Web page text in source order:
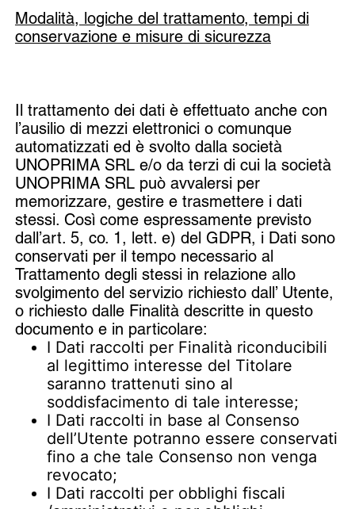
Modalità, logiche del trattamento, tempi di
conservazione e misure di sicurezza
Il trattamento dei dati è effettuato anche con
l’ausilio di mezzi elettronici o comunque
automatizzati ed è svolto dalla società
UNOPRIMA SRL e/o da terzi di cui la società
UNOPRIMA SRL può avvalersi per
memorizzare, gestire e trasmettere i dati
stessi. Così come espressamente previsto
dall’art. 5, co. 1, lett. e) del GDPR, i Dati sono
conservati per il tempo necessario al
Trattamento degli stessi in relazione allo
svolgimento del servizio richiesto dall’ Utente,
o richiesto dalle Finalità descritte in questo
documento e in particolare:
I Dati raccolti per Finalità riconducibili
al legittimo interesse del Titolare
saranno trattenuti sino al
soddisfacimento di tale interesse;
I Dati raccolti in base al Consenso
dell’Utente potranno essere conservati
fino a che tale Consenso non venga
revocato;
I Dati raccolti per obblighi fiscali